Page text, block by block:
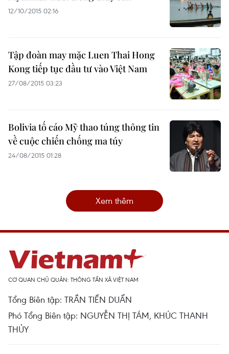
12/10/2015 02:16
Tập đoàn may mặc Luen Thai Hong
Kong tiếp tục đầu tư vào Việt Nam
27/08/2015 03:23
Bolivia tố cáo Mỹ thao túng thông tin
về cuộc chiến chống ma túy
24/08/2015 01:28
Xem thêm
CƠ QUAN CHỦ QUẢN: THÔNG TẤN XÃ VIỆT NAM
Tổng Biên tập: TRẦN TIẾN DUẨN
Phó Tổng Biên tập: NGUYỄN THỊ TÁM, KHÚC THANH
THỦY